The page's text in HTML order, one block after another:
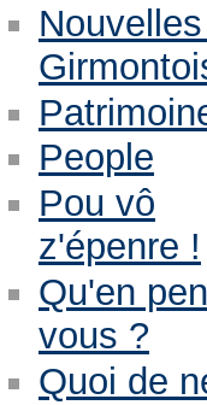
People
Pou vô
z'épenre !
Qu'en
vous ?
Quoi de